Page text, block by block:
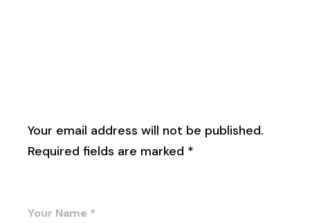
Your email address will not be published.
Required fields are marked *